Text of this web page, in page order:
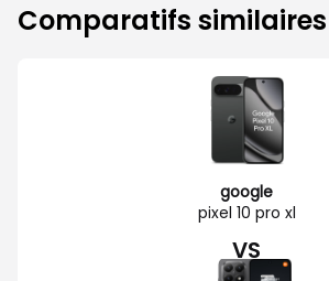
Comparatifs similaires
google
pixel 10 pro xl
VS